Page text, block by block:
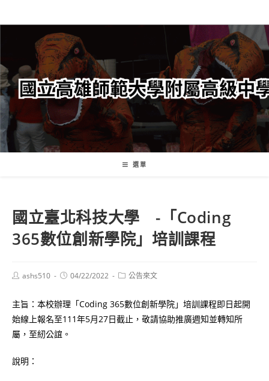
轉
要
內
容
選單
國立臺北科技大學 -「Coding
365數位創新學院」培訓課程
Postashs510
Post04/22/2022
Post公告來文
主旨：本校辦理「Coding 365數位創新學院」培訓課程即日起開
始線上報名至111年5月27日截止，敬請協助推廣週知並轉知所
屬，至紉公誼。
說明：